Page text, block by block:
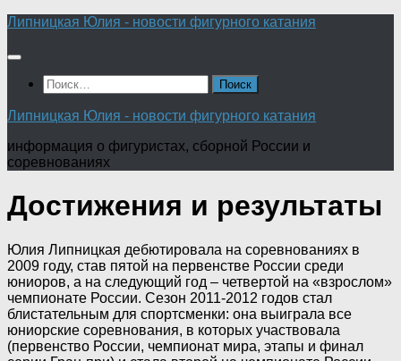
Перейти
содержимому
Липницкая Юлия - новости фигурного катания
Найти:
Липницкая Юлия - новости фигурного катания
информация о фигуристах, сборной России и
соревнованиях
Достижения и результаты
Юлия Липницкая дебютировала на соревнованиях в
2009 году, став пятой на первенстве России среди
юниоров, а на следующий год – четвертой на «взрослом»
чемпионате России. Сезон 2011-2012 годов стал
блистательным для спортсменки: она выиграла все
юниорские соревнования, в которых участвовала
(первенство России, чемпионат мира, этапы и финал